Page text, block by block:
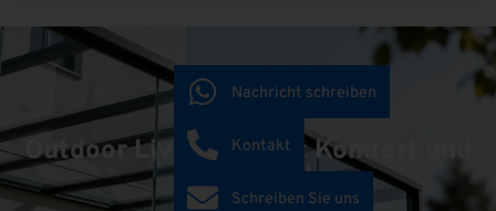
Outdoor Living schafft Komfort und
Mehrwert!
Nachricht schreiben
Kontakt
Schreiben Sie uns